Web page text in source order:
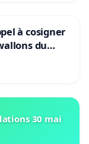
à cosigner
du
30 mai